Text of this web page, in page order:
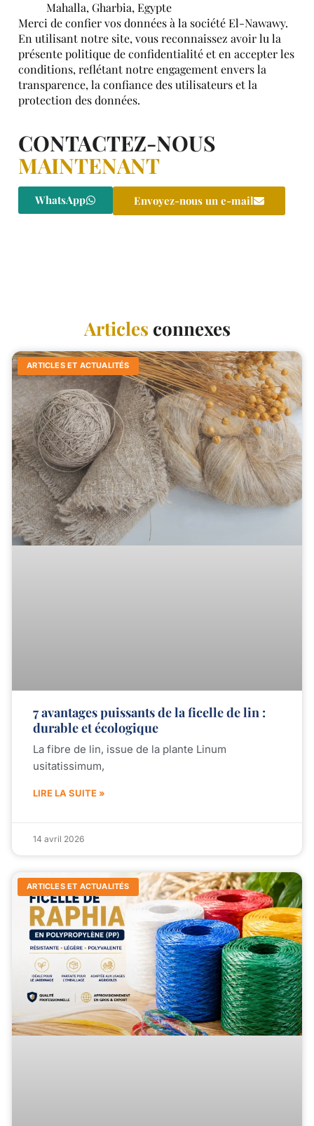
Mahalla, Gharbia, Egypte
Merci de confier vos données à la société El-Nawawy.
En utilisant notre site, vous reconnaissez avoir lu la
présente politique de confidentialité et en accepter les
conditions, reflétant notre engagement envers la
transparence, la confiance des utilisateurs et la
protection des données.
CONTACTEZ-NOUS
MAINTENANT
WhatsApp Envoyez-nous un e-mail
Articles connexes
ARTICLES ET ACTUALITÉS
7 avantages puissants de la ficelle de lin :
durable et écologique
La fibre de lin, issue de la plante Linum
usitatissimum,
LIRE LA SUITE »
14 avril 2026
ARTICLES ET ACTUALITÉS